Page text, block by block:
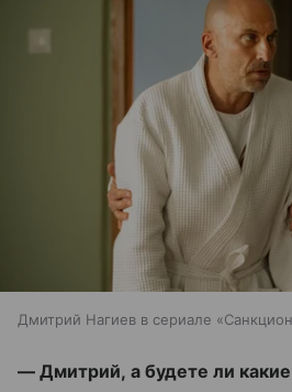
Дмитрий Нагиев в сериале
— Дмитрий, а будете ли